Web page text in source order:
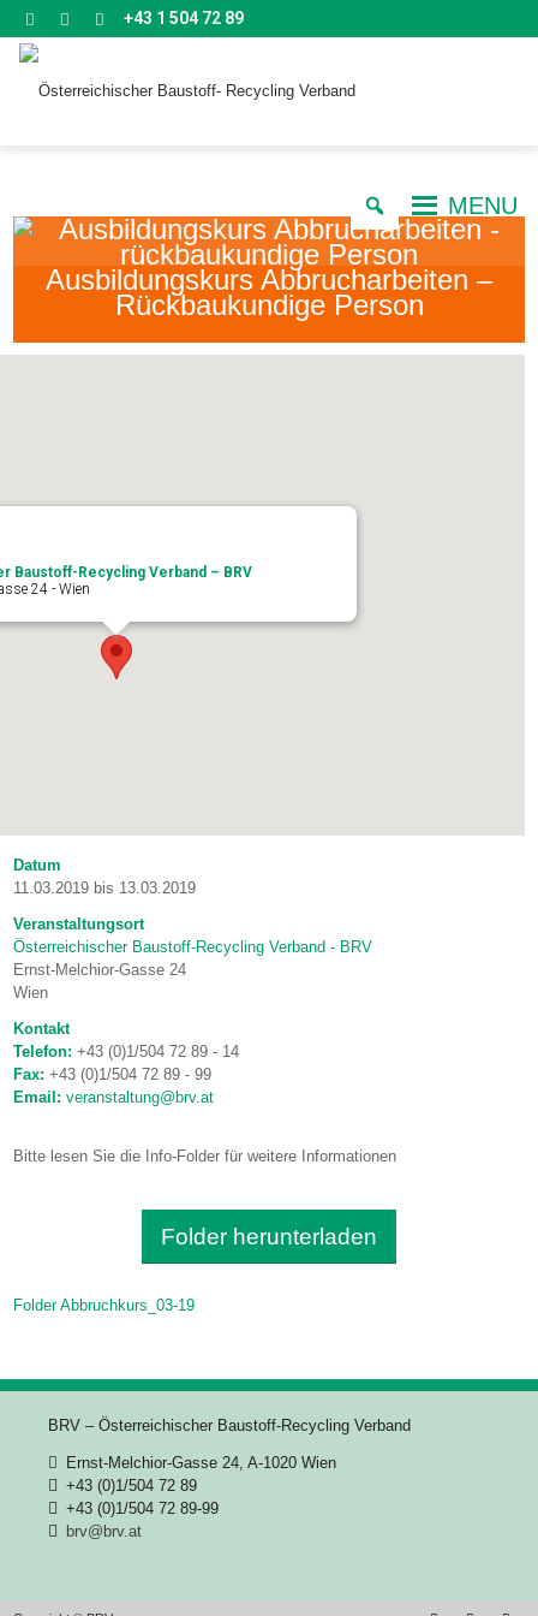
+43 1 504 72 89
MENU
Ausbildungskurs Abbrucharbeiten –
Rückbaukundige Person
Baustoff-Recycling Verband – BRV
24 - Wien
Datum
11.03.2019 bis 13.03.2019
Veranstaltungsort
Österreichischer Baustoff-Recycling Verband - BRV
Ernst-Melchior-Gasse 24
Wien
Kontakt
Telefon:+43 (0)1/504 72 89 - 14
Fax:+43 (0)1/504 72 89 - 99
Email: veranstaltung@brv.at
Bitte lesen Sie die Info-Folder für weitere Informationen
Folder herunterladen
Folder Abbruchkurs_03-19
BRV – Österreichischer Baustoff-Recycling Verband
Ernst-Melchior-Gasse 24, A-1020 Wien
+43 (0)1/504 72 89
+43 (0)1/504 72 89-99
brv@brv.at